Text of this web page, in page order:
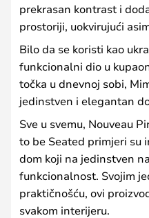
prekrasan kontrast i
prostoriji, uokvirujući
Bilo da se koristi kao
funkcionalni dio u
točka u dnevnoj sobi,
jedinstven i elegantan
Sve u svemu, Nouveau
to be Seated primjeri su
dom koji na jedinstven
funkcionalnost. Svojim
praktičnošću, ovi
svakom interijeru.